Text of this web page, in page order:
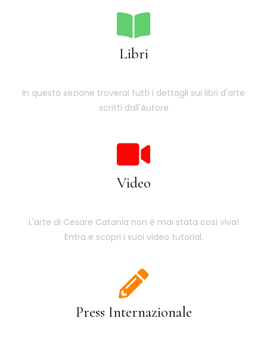
Libri
In questa sezione troverai tutti i dettagli sui libri d'arte
scritti dall'Autore
Video
L'arte di Cesare Catania non è mai stata così viva!
Entra e scopri i suoi video tutorial.
Press Internazionale